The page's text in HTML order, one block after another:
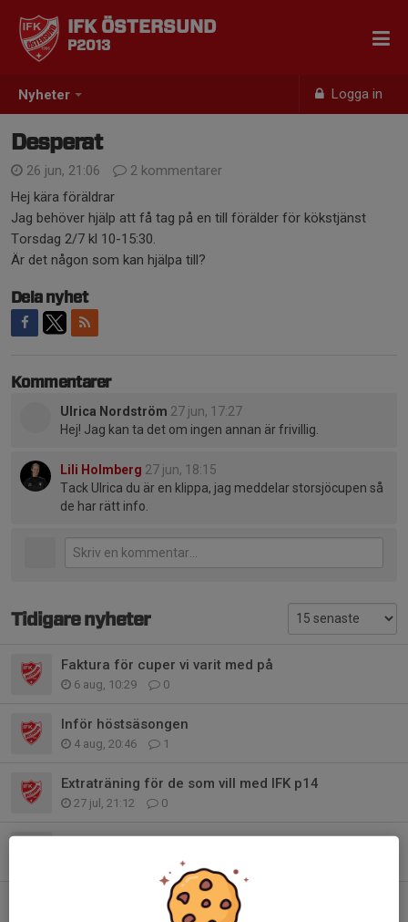
Nyheter Logga in
IFK ÖSTERSUND
P2013
Desperat
26 jun, 21:06
2 kommentarer
Hej kära föräldrar
Jag behöver hjälp att få tag på en till förälder för kökstjänst
Torsdag 2/7 kl 10-15:30.
Är det någon som kan hjälpa till?
Dela nyhet
Kommentarer
Ulrica Nordström 27 jun, 17:27
Hej! Jag kan ta det om ingen annan är frivillig.
Lili Holmberg 27 jun, 18:15
Tack Ulrica du är en klippa, jag meddelar storsjöcupen så
de har rätt info.
Tidigare nyheter
Faktura för cuper vi varit med på
6 aug, 10:29 0
Inför höstsäsongen
4 aug, 20:46 1
Extraträning för de som vill med IFK p14
27 jul, 21:12 0
Uppdatering Mid Nordic, lag, transporter och packlista
Lagindelning Mid Nordic cup